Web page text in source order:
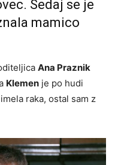
Sedaj se je
mamico
Ana Praznik
Klemen je po hudi
raka, ostal sam z